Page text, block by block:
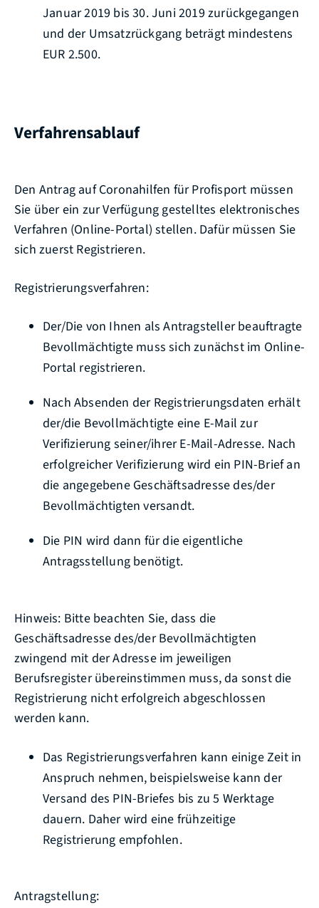
Januar 2019 bis 30. Juni 2019 zurückgegangen
und der Umsatzrückgang beträgt mindestens
EUR 2.500.
Verfahrensablauf
Den Antrag auf Coronahilfen für Profisport müssen
Sie über ein zur Verfügung gestelltes elektronisches
Verfahren (Online-Portal) stellen. Dafür müssen Sie
sich zuerst Registrieren.
Registrierungsverfahren:
Der/Die von Ihnen als Antragsteller beauftragte
Bevollmächtigte muss sich zunächst im Online-
Portal registrieren.
Nach Absenden der Registrierungsdaten erhält
der/die Bevollmächtigte eine E-Mail zur
Verifizierung seiner/ihrer E-Mail-Adresse. Nach
erfolgreicher Verifizierung wird ein PIN-Brief an
die angegebene Geschäftsadresse des/der
Bevollmächtigten versandt.
Die PIN wird dann für die eigentliche
Antragsstellung benötigt.
Hinweis: Bitte beachten Sie, dass die
Geschäftsadresse des/der Bevollmächtigten
zwingend mit der Adresse im jeweiligen
Berufsregister übereinstimmen muss, da sonst die
Registrierung nicht erfolgreich abgeschlossen
werden kann.
Das Registrierungsverfahren kann einige Zeit in
Anspruch nehmen, beispielsweise kann der
Versand des PIN-Briefes bis zu 5 Werktage
dauern. Daher wird eine frühzeitige
Registrierung empfohlen.
Antragstellung: